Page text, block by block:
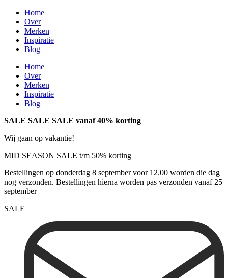
Home
Over
Merken
Inspiratie
Blog
Home
Over
Merken
Inspiratie
Blog
SALE SALE SALE vanaf 40% korting
Wij gaan op vakantie!
MID SEASON SALE t/m 50% korting
Bestellingen op donderdag 8 september voor 12.00 worden die dag
nog verzonden. Bestellingen hierna worden pas verzonden vanaf 25
september
SALE